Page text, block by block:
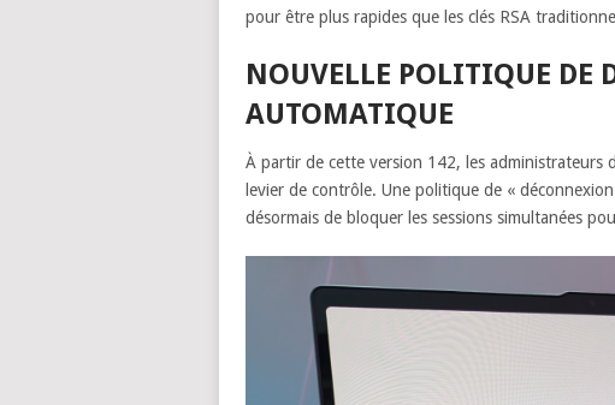
pour être plus rapides que les clés RSA
NOUVELLE POLITIQUE DE
AUTOMATIQUE
À partir de cette version 142, les administrateurs
levier de contrôle. Une politique de «
désormais de bloquer les sessions simultanées